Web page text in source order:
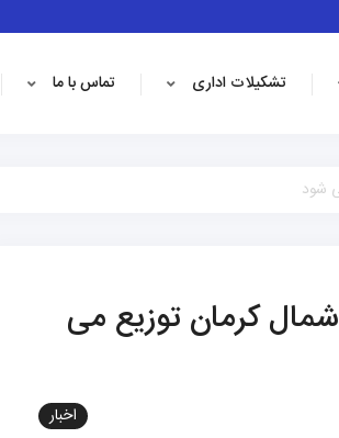
تشکیلات اداری تماس با ما
شمال کرمان توزیع می
اخبار